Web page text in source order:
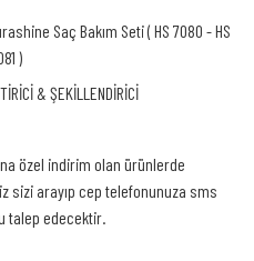
Saç Bakım Seti ( HS 7080 - HS
)
& ŞEKİLLENDİRİCİ
özel indirim olan ürünlerde
sizi arayıp cep telefonunuza sms
talep edecektir.